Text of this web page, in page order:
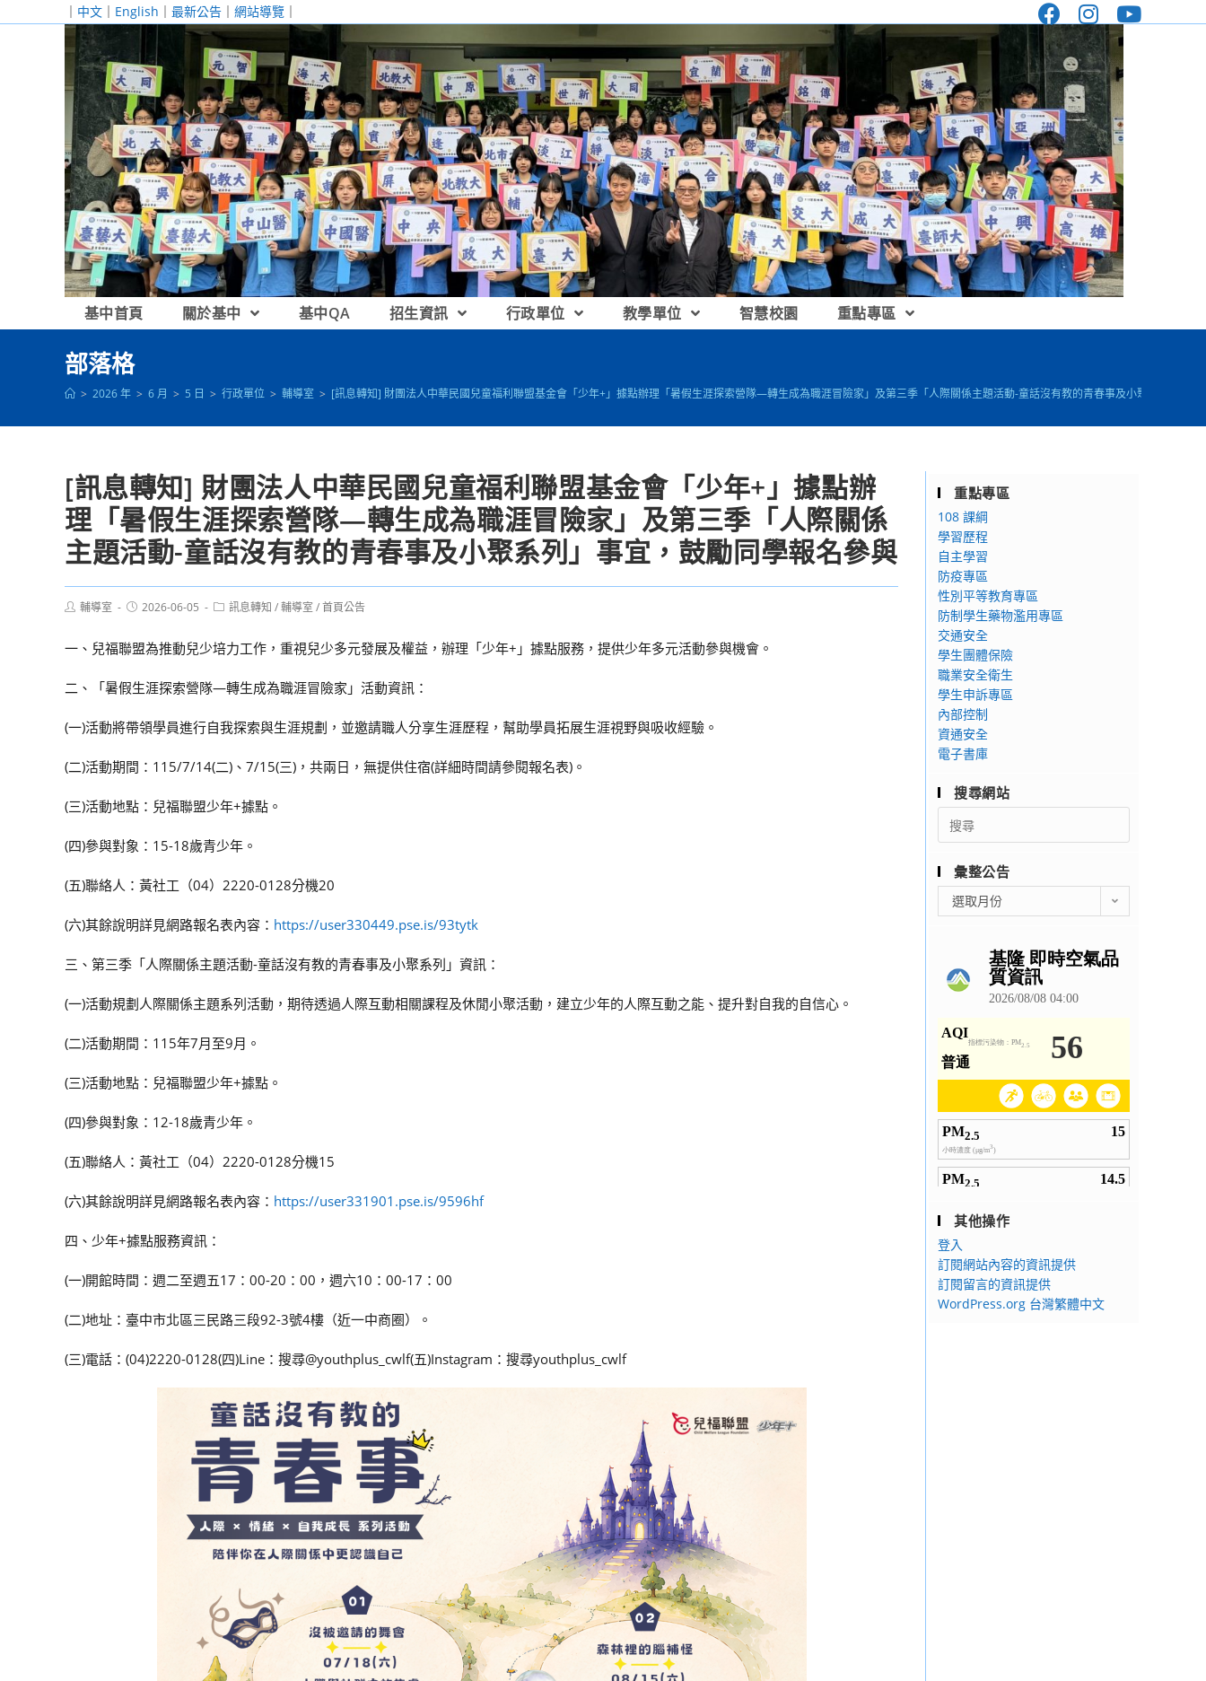
｜ 中文 ｜ English ｜ 最新公告 ｜ 網站導覽 ｜
基中首頁 關於基中 基中QA 招生資訊 行政單位 教學單位 智慧校園 重點專區
部落格
> 2026 年 > 6 月 > 5 日 > 行政單位 > 輔導室 > [訊息轉知] 財團法人中華民國兒童福利聯盟基金會「少年+」據點辦理「暑假生涯探索營隊—轉生成為職涯冒險家」及第三季「人際關係主題活動-童話沒有教的青春事及小聚系列」事宜
[訊息轉知] 財團法人中華民國兒童福利聯盟基金會「少年+」據點辦
理「暑假生涯探索營隊—轉生成為職涯冒險家」及第三季「人際關係
主題活動-童話沒有教的青春事及小聚系列」事宜，鼓勵同學報名參與
Post輔導室
Post2026-06-05
Post訊息轉知 /輔導室 /首頁公告
一、兒福聯盟為推動兒少培力工作，重視兒少多元發展及權益，辦理「少年+」據點服務，提供少年多元活動參與機會。
二、「暑假生涯探索營隊—轉生成為職涯冒險家」活動資訊：
(一)活動將帶領學員進行自我探索與生涯規劃，並邀請職人分享生涯歷程，幫助學員拓展生涯視野與吸收經驗。
(二)活動期間：115/7/14(二)、7/15(三)，共兩日，無提供住宿(詳細時間請參閱報名表)。
(三)活動地點：兒福聯盟少年+據點。
(四)參與對象：15-18歲青少年。
(五)聯絡人：黃社工（04）2220-0128分機20
(六)其餘說明詳見網路報名表內容： https://user330449.pse.is/93tytk
三、第三季「人際關係主題活動-童話沒有教的青春事及小聚系列」資訊：
(一)活動規劃人際關係主題系列活動，期待透過人際互動相關課程及休閒小聚活動，建立少年的人際互動之能、提升對自我的自信心。
(二)活動期間：115年7月至9月。
(三)活動地點：兒福聯盟少年+據點。
(四)參與對象：12-18歲青少年。
(五)聯絡人：黃社工（04）2220-0128分機15
(六)其餘說明詳見網路報名表內容： https://user331901.pse.is/9596hf
四、少年+據點服務資訊：
(一)開館時間：週二至週五17：00-20：00，週六10：00-17：00
(二)地址：臺中市北區三民路三段92-3號4樓（近一中商圈）。
(三)電話：(04)2220-0128(四)Line：搜尋@youthplus_cwlf(五)Instagram：搜尋youthplus_cwlf
重點專區
108 課綱
學習歷程
自主學習
防疫專區
性別平等教育專區
防制學生藥物濫用專區
交通安全
學生團體保險
職業安全衛生
學生申訴專區
內部控制
資通安全
電子書庫
搜尋網站
Search
for:
彙整公告
整
選取月份
其他操作
登入
訂閱網站內容的資訊提供
訂閱留言的資訊提供
WordPress.org 台灣繁體中文